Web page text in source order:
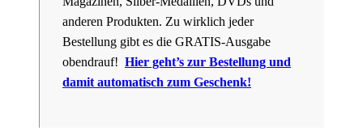
anderen Produkten. Zu wirklich jeder
Bestellung gibt es die GRATIS-Ausgabe
obendrauf! Hier geht’s zur Bestellung und
damit automatisch zum Geschenk!